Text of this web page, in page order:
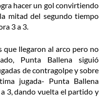
hacer un gol convirtiendo
mitad del segundo tiempo
3 a 3.
que llegaron al arco pero no
Punta Ballena siguió
de contragolpe y sobre
jugada- Punta Ballena
3, dando vuelta el partido y